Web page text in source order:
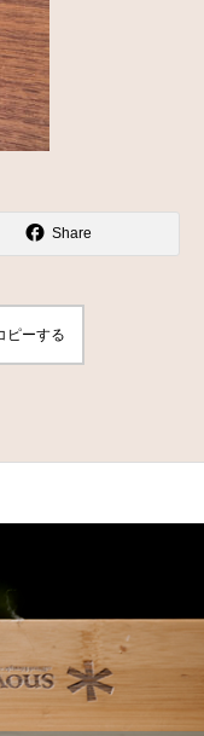
Share
ピーする